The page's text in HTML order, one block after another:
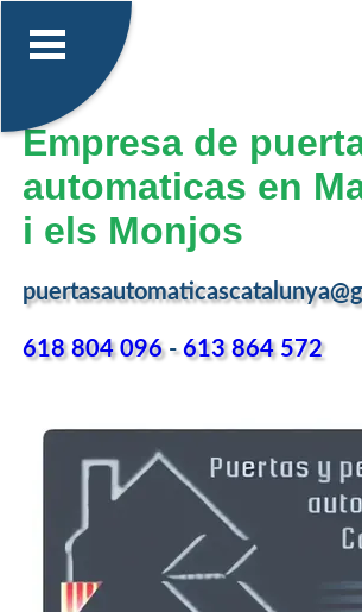
Empresa de
automaticas en
i els Monjos
618 804 096-613 864 572